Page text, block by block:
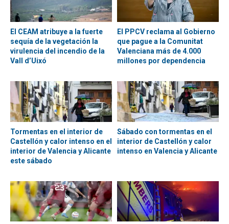
El CEAM atribuye a la fuerte
sequía de la vegetación la
virulencia del incendio de la
Vall d’Uixó
El PPCV reclama al Gobierno
que pague a la Comunitat
Valenciana más de 4.000
millones por dependencia
Tormentas en el interior de
Castellón y calor intenso en el
interior de Valencia y Alicante
este sábado
Sábado con tormentas en el
interior de Castellón y calor
intenso en Valencia y Alicante